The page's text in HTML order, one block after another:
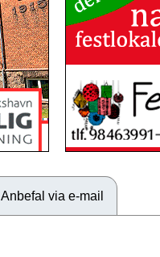
Anbefal via e-mail